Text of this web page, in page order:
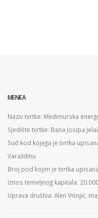
MENEA
Naziv tvrtke: Međimurska
Sjedište tvrtke: Bana Josipa
Sud kod kojega je tvrtka
Varaždinu
Broj pod kojim je tvrtka
Iznos temeljnog kapitala:
Uprava društva: Alen Višnjić,